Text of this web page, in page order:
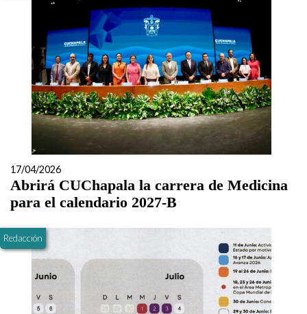
17/04/2026
Abrirá CUChapala la carrera de Medicina
para el calendario 2027-B
Redacción